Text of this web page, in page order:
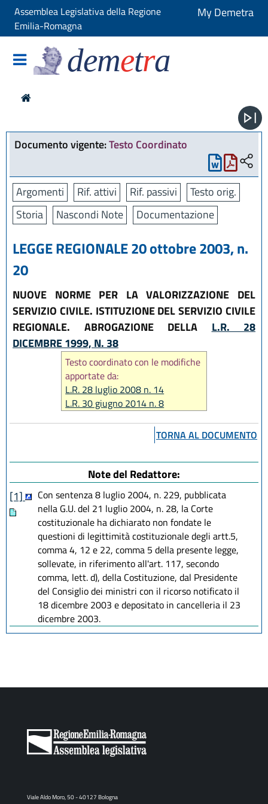
Assemblea Legislativa della Regione
Emilia-Romagna
My Demetra
demetra
Documento vigente:Testo Coordinato
Argomenti Rif. attivi Rif. passivi
Testo orig.
Storia
Nascondi Note Documentazione
LEGGE REGIONALE 20 ottobre 2003, n.
20
NUOVE NORME PER LA VALORIZZAZIONE DEL
SERVIZIO CIVILE. ISTITUZIONE DEL SERVIZIO CIVILE
REGIONALE. ABROGAZIONE DELLA L.R. 28
DICEMBRE 1999, N. 38
Testo coordinato con le modifiche
apportate da:
L.R. 28 luglio 2008 n. 14
L.R. 30 giugno 2014 n. 8
L.R. 29 dicembre 2025, n. 11TORNA AL DOCUMENTO
Note del Redattore:
[1]
Con sentenza 8 luglio 2004, n. 229, pubblicata
nella G.U. del 21 luglio 2004, n. 28, la Corte
costituzionale ha dichiarato non fondate le
questioni di legittimità costituzionale degli artt.5,
comma 4, 12 e 22, comma 5 della presente legge,
sollevate, in riferimento all'art. 117, secondo
comma, lett. d), della Costituzione, dal Presidente
del Consiglio dei ministri con il ricorso notificato il
18 dicembre 2003 e depositato in cancelleria il 23
dicembre 2003.
Viale Aldo Moro, 50 - 40127 Bologna